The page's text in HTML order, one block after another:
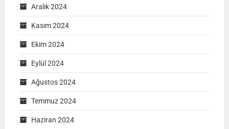
Aralık 2024
Kasım 2024
Ekim 2024
Eylül 2024
Ağustos 2024
Temmuz 2024
Haziran 2024